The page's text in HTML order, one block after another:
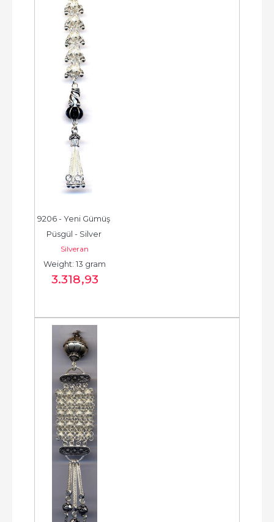
9206 - Yeni Gümüş
Püsgül - Silver
Tassel -  شرابة فضية
جديدة - الخرزة...
Silveran
Weight: 13 gram
3.318,93